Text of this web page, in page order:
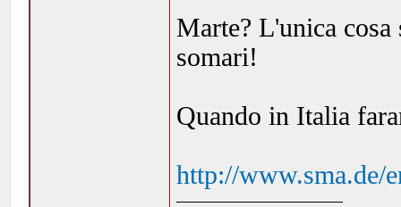
Marte? L'unica
somari!
Quando in Italia
http://www.sma.de/